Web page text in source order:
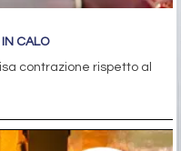
CALO
contrazione rispetto al